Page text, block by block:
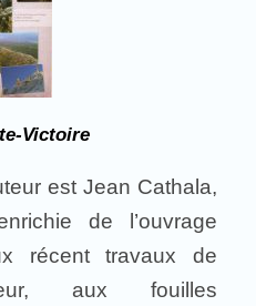
Victoire
est Jean Cathala,
de l’ouvrage
récent travaux de
aux fouilles